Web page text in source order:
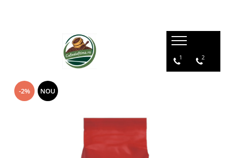
1 2
-2% NOU